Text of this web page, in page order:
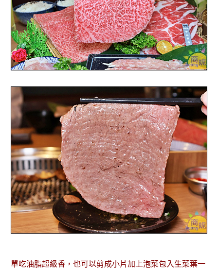
單吃油脂超級香，也可以剪成小片加上泡菜包入生菜葉一